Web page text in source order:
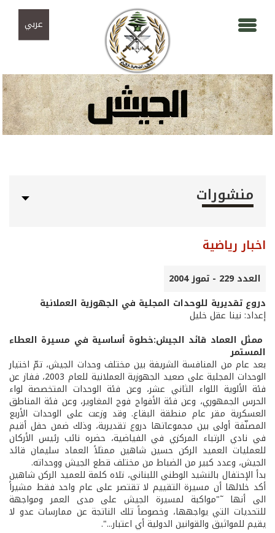
عربي
منشورات
اخبار رياضية
العدد 229 - تموز 2004
دروع تقديرية للوحدات المجلية في الجهوزية العملانية
إعداد: نينا عقل خليل
ممثل العماد قائد الجيش:خطوة أساسية في مسيرة العطاء
المستمر
بعد عام من المنافسة الشريفة بين مختلف وحدات الجيش، تمّ اختيار
الوحدات المجلية على صعيد الجهوزية العملانية للعام 2003، ففاز عن
فئة الألوية اللواء الثاني عشر، وعن فئة الوحدات المتخصصة لواء
الحرس الجمهوري، وعن فئة الأفواج فوج المغاوير، وعن فئة المناطق
العسكرية مقر عام منطقة البقاع. وقد وزعت على الوحدات الأربع
المصنّفة أولى بين مجموعاتها دروع تقديرية، وذلك ضمن حفل أقيم
في نادي الرتباء المركزي في الفياضية، حضره نائب رئيس الأركان
للعمليات العميد الركن حسين شاهين ممثلاً العماد سليمان قائد
الجيش، وعدد كبير من الضباط من مختلف قطع الجيش ووحداته.
بدأ الإحتفال بالنشيد الوطني اللبناني، تلاه كلمة للعميد الركن شاهين
أكد خلالها أن مسيرة التقييم لا تقتصر على عام واحد فقط مشيراً
الى أنها ˜"مواكبة لمسيرة الجيش على مدى العمر ومواجهة
للتحديات التي يواجهها، وخصوصاً تلك الناتجة عن ممارسات عدو لا
يقيم للمواثيق والقوانين الدولية أي اعتبار...".